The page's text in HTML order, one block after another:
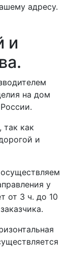
адресу.
и
на дом
так как
и
у
от 3 ч. до 10